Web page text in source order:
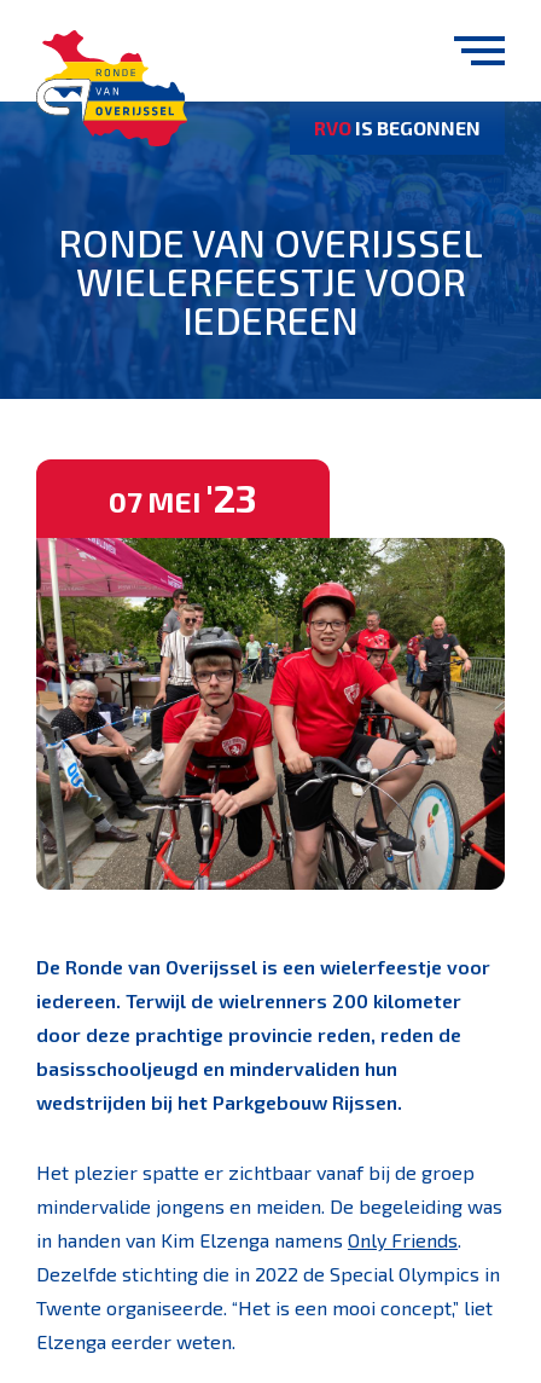
RONDE VAN OVERIJSSEL
WIELERFEESTJE VOOR
IEDEREEN
RVO IS BEGONNEN
07 MEI '23
De Ronde van Overijssel is een wielerfeestje voor
iedereen. Terwijl de wielrenners 200 kilometer
door deze prachtige provincie reden, reden de
basisschooljeugd en mindervaliden hun
wedstrijden bij het Parkgebouw Rijssen.
Het plezier spatte er zichtbaar vanaf bij de groep
mindervalide jongens en meiden. De begeleiding was
in handen van Kim Elzenga namens Only Friends.
Dezelfde stichting die in 2022 de Special Olympics in
Twente organiseerde. “Het is een mooi concept,” liet
Elzenga eerder weten.